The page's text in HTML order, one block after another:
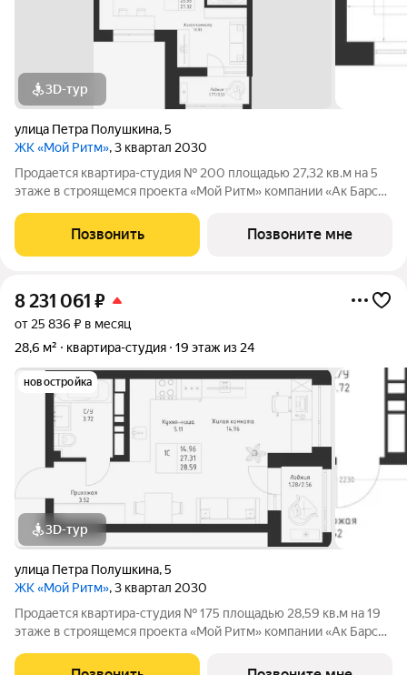
3D-тур
улица Петра Полушкина,5
ЖК «Мой Ритм», 3 квартал 2030
Продается квартира-студия № 200 площадью 27,32 кв.м на 5
этаже в строящемся проекта «Мой Ритм» компании «Ак Барс
стандарт динамичной жизни Казани. Точка притяжения сердца
города. Проект признан
Позвонить Позвоните мне
8 231 061 ₽
от 25 836 ₽ в месяц
28,6 м²
квартира-студия 19 этаж из 24
новостройка
3D-тур
улица Петра Полушкина,5
ЖК «Мой Ритм», 3 квартал 2030
Продается квартира-студия № 175 площадью 28,59 кв.м на 19
этаже в строящемся проекта «Мой Ритм» компании «Ак Барс
стандарт динамичной жизни Казани. Точка притяжения сердца